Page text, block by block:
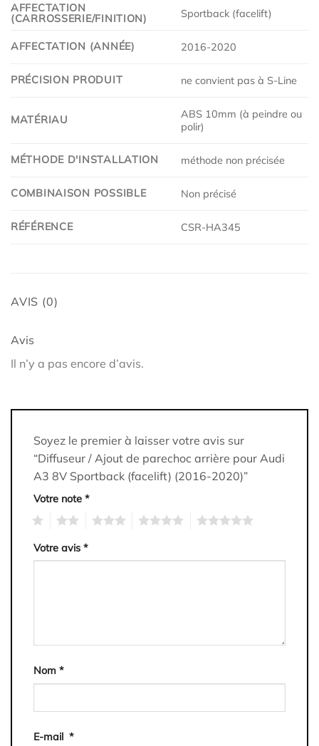
AFFECTATION
(CARROSSERIE/FINITION)
Sportback (facelift)
AFFECTATION (ANNÉE) 2016-2020
PRÉCISION PRODUIT ne convient pas à S-Line
MATÉRIAU
ABS 10mm (à peindre ou
polir)
MÉTHODE D'INSTALLATION méthode non précisée
COMBINAISON POSSIBLE Non précisé
RÉFÉRENCE CSR-HA345
AVIS (0)
Avis
Il n’y a pas encore d’avis.
Soyez le premier à laisser votre avis sur
“Diffuseur / Ajout de parechoc arrière pour Audi
A3 8V Sportback (facelift) (2016-2020)”
Votre note *
Votre avis *
Nom *
E-mail *